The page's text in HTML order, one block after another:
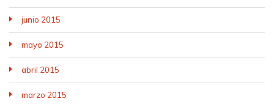
junio 2015
mayo 2015
abril 2015
marzo 2015